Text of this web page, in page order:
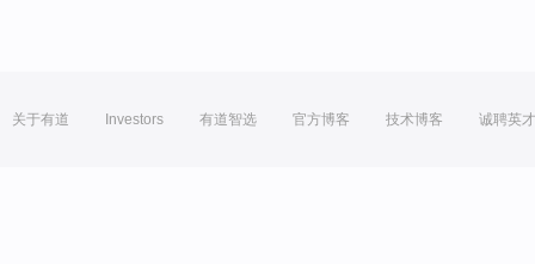
关于有道 Investors 有道智选 官方博客 技术博客 诚聘英才